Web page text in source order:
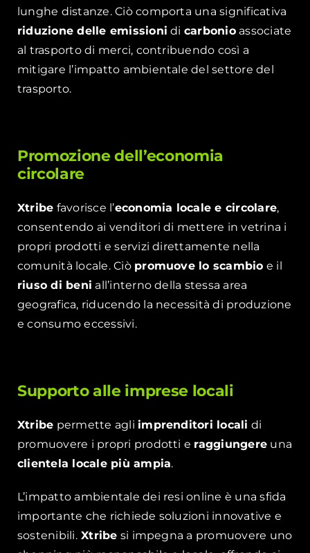
lunghe distanze. Ciò comporta una significativa
riduzione delle emissioni di carbonioassociate
al trasporto di merci, contribuendo così a
mitigare l’impatto ambientale del settore del
trasporto.
Promozione dell’economia
circolare
Xtribe favorisce l’economia locale e circolare,
consentendo ai venditori di mettere in vetrina i
propri prodotti e servizi direttamente nella
comunità locale. Ciò promuove lo scambio e il
riuso di beni all’interno della stessa area
geografica, riducendo la necessità di produzione
e consumo eccessivi.
Supporto alle imprese locali
Xtribe permette agliimprenditori locali di
promuovere i propri prodotti e raggiungere una
clientela locale più ampia.
L’impatto ambientale dei resi online è una sfida
importante che richiede soluzioni innovative e
sostenibili.Xtribe si impegna a promuovere uno